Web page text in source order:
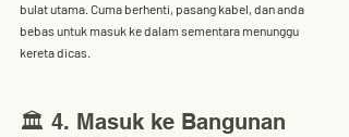
bulat utama. Cuma berhenti, pasang kabel, dan anda
bebas untuk masuk ke dalam sementara menunggu
kereta dicas.
🏛️ 4. Masuk ke Bangunan